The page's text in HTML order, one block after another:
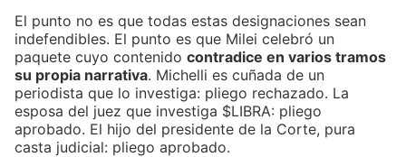
El punto no es que todas estas designaciones sean
indefendibles. El punto es que Milei celebró un
paquete cuyo contenido contradice en varios tramos
su propia narrativa. Michelli es cuñada de un
periodista que lo investiga: pliego rechazado. La
esposa del juez que investiga $LIBRA: pliego
aprobado. El hijo del presidente de la Corte, pura
casta judicial: pliego aprobado.